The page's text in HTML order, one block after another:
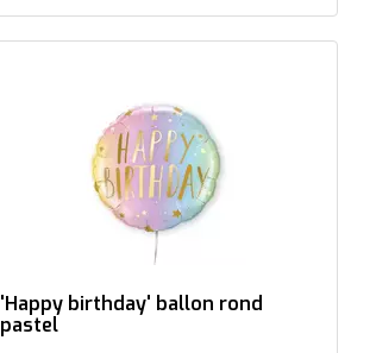
'Happy birthday' ballon rond
pastel